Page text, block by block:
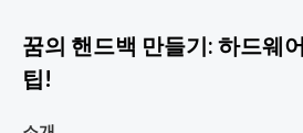
꿈의 핸드백 만들기: 하드웨
팁!